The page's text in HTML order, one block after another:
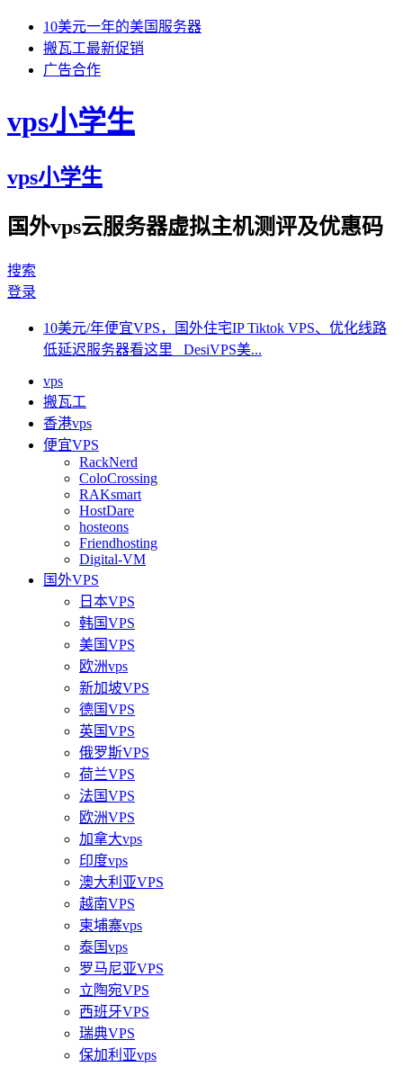
10美元一年的美国服务器
搬瓦工最新促销
广告合作
vps小学生
vps小学生
国外vps云服务器虚拟主机测评及优惠码
搜索
登录
10美元/年便宜VPS，国外住宅IP Tiktok VPS、优化线路
低延迟服务器看这里 DesiVPS美...
vps
搬瓦工
香港vps
便宜VPS
RackNerd
ColoCrossing
RAKsmart
HostDare
hosteons
Friendhosting
Digital-VM
国外VPS
日本VPS
韩国VPS
美国VPS
欧洲vps
新加坡VPS
德国VPS
英国VPS
俄罗斯VPS
荷兰VPS
法国VPS
欧洲VPS
加拿大vps
印度vps
澳大利亚VPS
越南VPS
柬埔寨vps
泰国vps
罗马尼亚VPS
立陶宛VPS
西班牙VPS
瑞典VPS
保加利亚vps